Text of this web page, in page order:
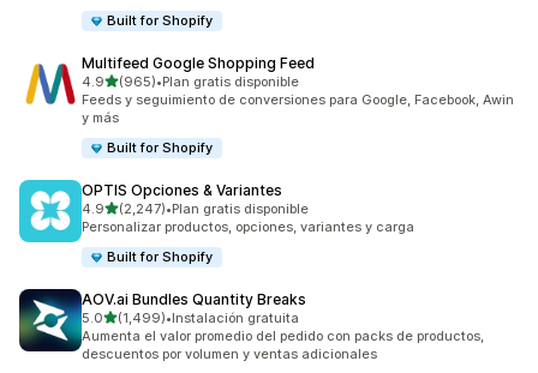
Built for Shopify
Multifeed Google Shopping Feed
4.9de 5 estrellas
(965)
965 reseñas en total
•Plan gratis disponible
Feeds y seguimiento de conversiones para Google, Facebook, Awin
y más
Built for Shopify
OPTIS Opciones & Variantes
4.9de 5 estrellas
(2,247)
2247 reseñas en total
•Plan gratis disponible
Personalizar productos, opciones, variantes y carga
Built for Shopify
AOV.ai Bundles Quantity Breaks
5.0de 5 estrellas
(1,499)
1499 reseñas en total
•Instalación gratuita
Aumenta el valor promedio del pedido con packs de productos,
descuentos por volumen y ventas adicionales